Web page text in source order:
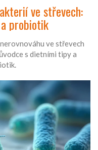
ve střevech:
probiotik
ve střevech
s dietními tipy a